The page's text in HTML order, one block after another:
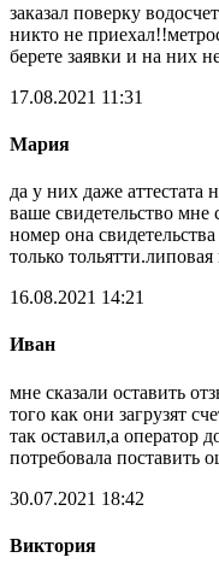
заказал поверку
никто не
берете заявки и на них
17.08.2021 11:31
Мария
да у них даже аттестата
ваше свидетельство мне
номер она
только тольятти.липовая
16.08.2021 14:21
Иван
мне сказали оставить
того как они загрузят
так оставил,а оператор
потребовала поставить
30.07.2021 18:42
Виктория